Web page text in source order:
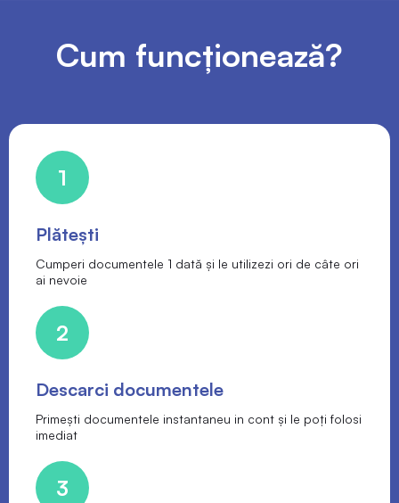
Cum funcționează?
1
Plătești
Cumperi documentele 1 dată și le utilizezi ori de câte ori
ai nevoie
2
Descarci documentele
Primești documentele instantaneu in cont și le poți folosi
imediat
3